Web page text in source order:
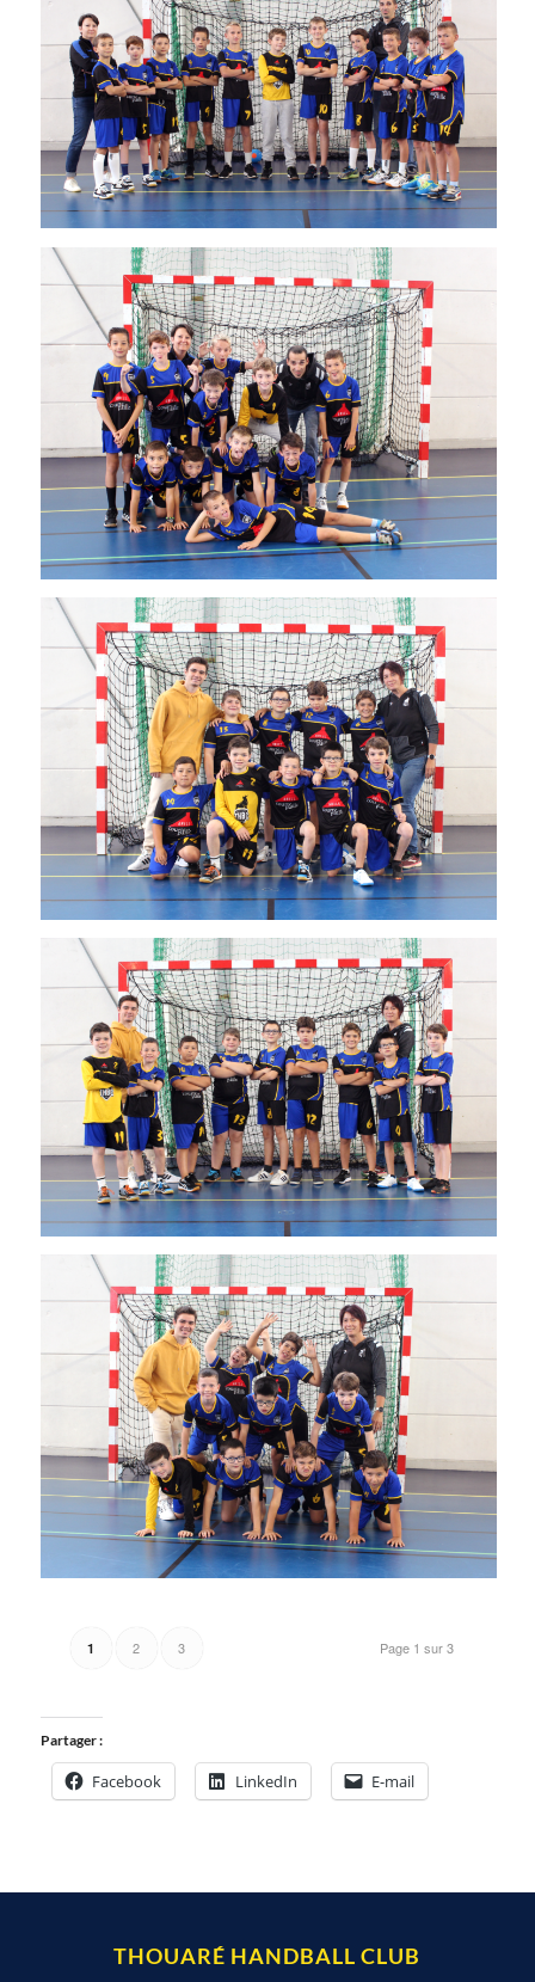
Page 1 sur 3
1 2 3
Partager :
Facebook LinkedIn E-mail
THOUARÉ HANDBALL CLUB